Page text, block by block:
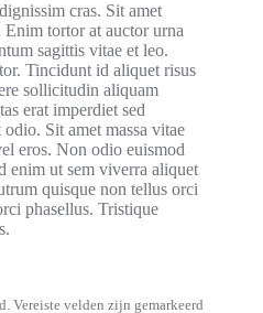
cras. Sit amet
tortor at auctor urna
sagittis vitae et leo.
Tincidunt id aliquet risus
sollicitudin aliquam
erat imperdiet sed
Sit amet massa vitae
eros. Non odio euismod
enim ut sem viverra aliquet
quisque non tellus orci
phasellus. Tristique
Vereiste velden zijn gemarkeerd